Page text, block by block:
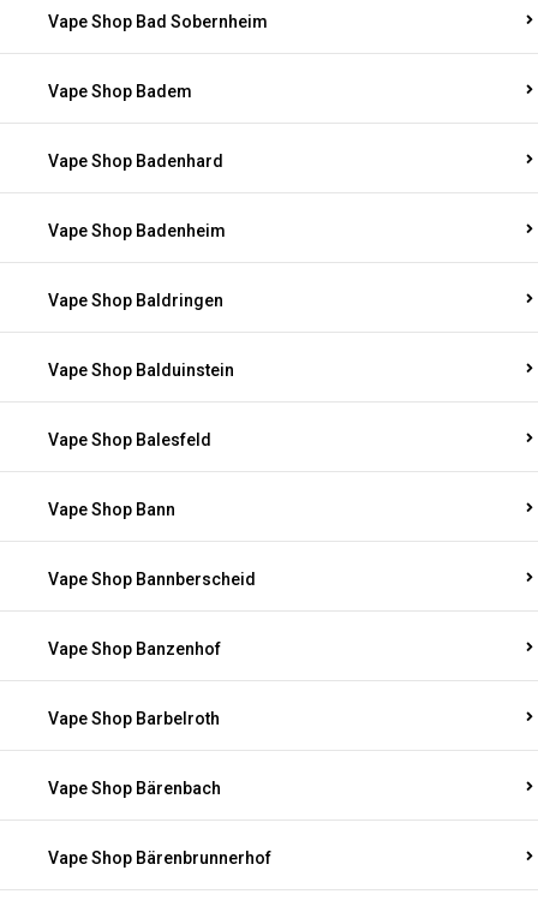
Vape Shop Bad Sobernheim
Vape Shop Badem
Vape Shop Badenhard
Vape Shop Badenheim
Vape Shop Baldringen
Vape Shop Balduinstein
Vape Shop Balesfeld
Vape Shop Bann
Vape Shop Bannberscheid
Vape Shop Banzenhof
Vape Shop Barbelroth
Vape Shop Bärenbach
Vape Shop Bärenbrunnerhof